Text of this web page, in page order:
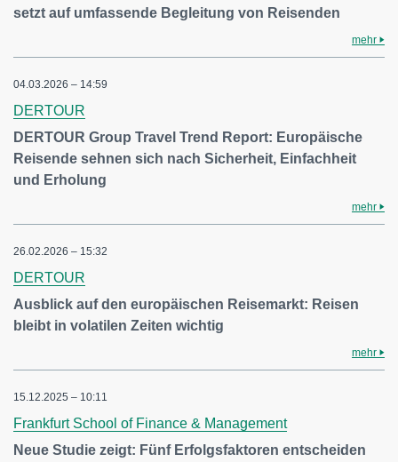
setzt auf umfassende Begleitung von Reisenden
mehr
04.03.2026 – 14:59
DERTOUR
DERTOUR Group Travel Trend Report: Europäische
Reisende sehnen sich nach Sicherheit, Einfachheit
und Erholung
mehr
26.02.2026 – 15:32
DERTOUR
Ausblick auf den europäischen Reisemarkt: Reisen
bleibt in volatilen Zeiten wichtig
mehr
15.12.2025 – 10:11
Frankfurt School of Finance & Management
Neue Studie zeigt: Fünf Erfolgsfaktoren entscheiden